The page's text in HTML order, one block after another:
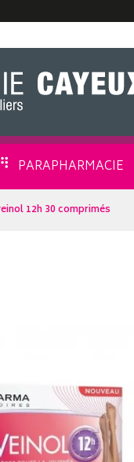
PARAPHARMACIE
12h 30 comprimés